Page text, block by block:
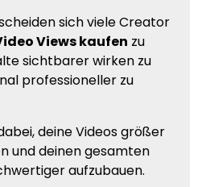
sich viele Creator
Views kaufen zu
sichtbarer wirken zu
professioneller zu
deine Videos größer
und deinen gesamten
aufzubauen.